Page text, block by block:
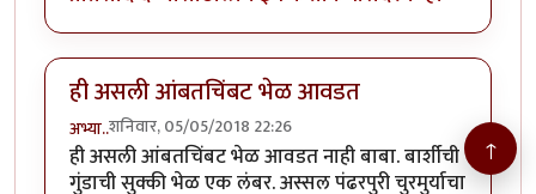
ही असली आंबतचिंबट भेळ आवडत
अभ्या..शनिवार, 05/05/2018 22:26
ही असली आंबतचिंबट भेळ आवडत नाही बाबा. बार्शीची
गुंडाची सुक्की भेळ एक लंबर. अस्सल पंढरपुरी चुरमुर्याचा
↑